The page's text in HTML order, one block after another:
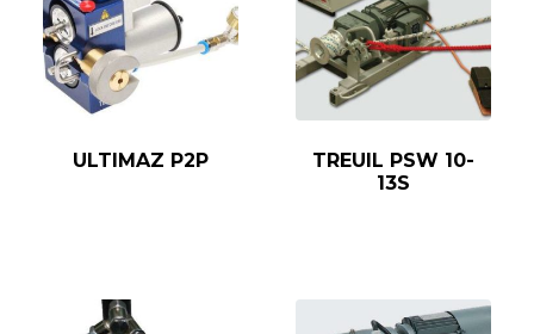
ULTIMAZ P2P
TREUIL PSW 10-
13S